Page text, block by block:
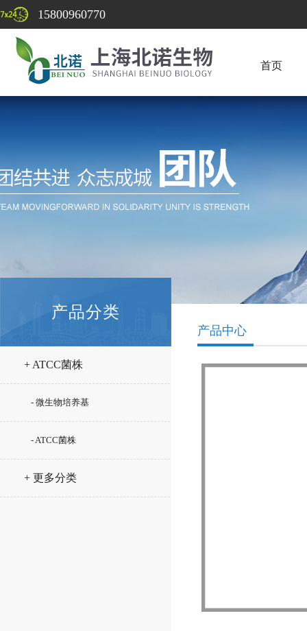
15800960770
首页
产品分类
+ ATCC菌株
- 微生物培养基
- ATCC菌株
+ 更多分类
产品中心